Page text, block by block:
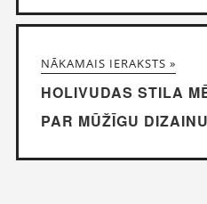
NĀKAMAIS IERAKSTS »
HOLIVUDAS STILA
PAR MŪŽĪGU DIZAINU